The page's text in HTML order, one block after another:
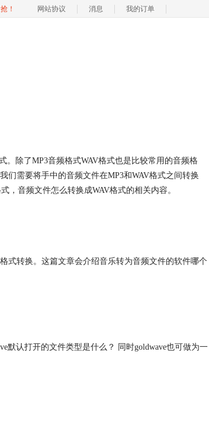
！ 网站协议 消息 我的订单
。除了MP3音频格式WAV格式也是比较常用的音频格
们需要将手中的音频文件在MP3和WAV格式之间转换
，音频文件怎么转换成WAV格式的相关内容。
式转换。这篇文章会介绍音乐转为音频文件的软件哪个
默认打开的文件类型是什么？ 同时goldwave也可做为一